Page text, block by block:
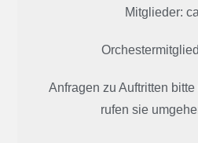
Mitglieder:
Anfragen zu Auftritten bitte
rufen sie